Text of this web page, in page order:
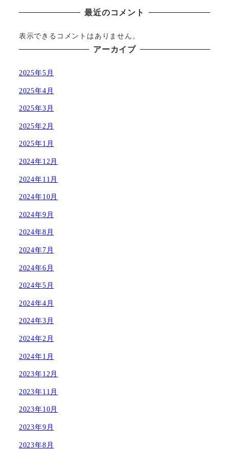
最近のコメント
表示できるコメントはありません。
アーカイブ
2025年5月
2025年4月
2025年3月
2025年2月
2025年1月
2024年12月
2024年11月
2024年10月
2024年9月
2024年8月
2024年7月
2024年6月
2024年5月
2024年4月
2024年3月
2024年2月
2024年1月
2023年12月
2023年11月
2023年10月
2023年9月
2023年8月